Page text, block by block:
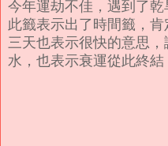
今年運劫不佳，遇到了乾
此籤表示出了時間籤，
三天也表示很快的意思
水，也表示衰運從此終結